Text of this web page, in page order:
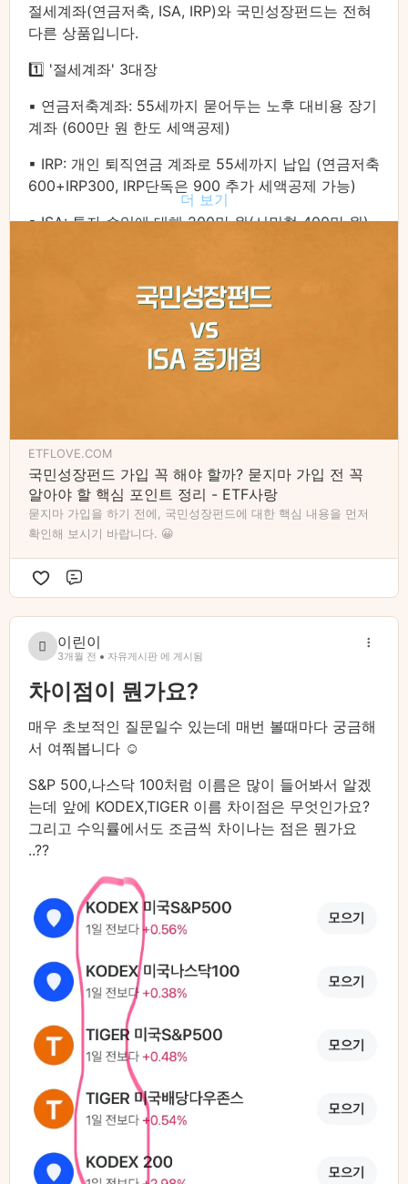
절세계좌(연금저축, ISA, IRP)와 국민성장펀드는 전혀
다른 상품입니다.
1️⃣ '절세계좌' 3대장
▪ 연금저축계좌: 55세까지 묻어두는 노후 대비용 장기
계좌 (600만 원 한도 세액공제)
▪ IRP: 개인 퇴직연금 계좌로 55세까지 납입 (연금저축
600+IRP300, IRP단독은 900 추가 세액공제 가능)
▪ ISA: 투자 수익에 대해 200만 원(서민형 400만 원)
사/은행에서 별도로 가입해야 합니다.
절세계좌와 아예 별개라서 둘 다 만드셔도 상관은 없
1) 정부가 손실의 20%를 우선 보전해 줍니다.
2) 소득공제 혜택이 큽니다. (단, 세금을 많이 내는 고
소득자일수록 유리하고, 저소득자는 체감 혜택이 적을
👎 국민성장펀드의 단점 (주의!)
1) 가장 큰 단점은 5년간 환매 불가, 5년 동안 돈이 묶
입니다.
2) 내가 직접 종목을 고르는 게 아니라서, 지금 내 돈이
어디에 얼마나 투자되고 있는지 실시간 파악이 어렵습
니다.
💡 결론!
무조건 이거다! 하는 정답은 없습니다.
상품의 장단점이 뚜렷하기 때문에, 내 소득 상황과 투
자 성향을 잘 따져보고 필요한 걸 고르시면 됩니다.
어떤 걸 선택할지 아직 고민되신다면?
제가 정리해 둔 [국민성장펀드] 관련 글을 먼저 가볍게
읽어보시기 바랍니다.
http://etflove.com/key-points-of-the-national-
growth-fund/
더 보기
ETFLOVE.COM
국민성장펀드 가입 꼭 해야 할까? 묻지마 가입 전 꼭
알아야 할 핵심 포인트 정리 - ETF사랑
묻지마 가입을 하기 전에, 국민성장펀드에 대한 핵심 내용을 먼저
확인해 보시기 바랍니다. 😀
이린이
3개월 전 자유게시판 에 게시됨
차이점이 뭔가요?
매우 초보적인 질문일수 있는데 매번 볼때마다 궁금해
서 여쭤봅니다 ☺️
S&P 500,나스닥 100처럼 이름은 많이 들어봐서 알겠
는데 앞에 KODEX,TIGER 이름 차이점은 무엇인가요?
그리고 수익률에서도 조금씩 차이나는 점은 뭔가요
..??